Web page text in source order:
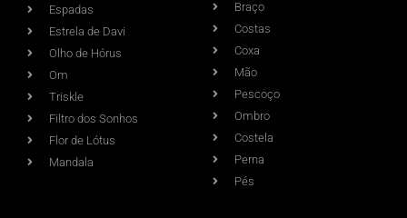
Espadas
Estrela de Davi
Olho de Hórus
Om
Triskle
Filtro dos Sonhos
Flor de Lótus
Mandala
Braço
Costas
Coxa
Mão
Pescoço
Ombro
Costela
Perna
Pés